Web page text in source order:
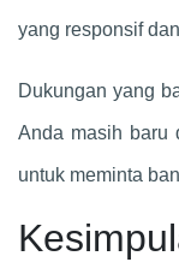
yang responsif
Dukungan yang
Anda masih baru
untuk meminta